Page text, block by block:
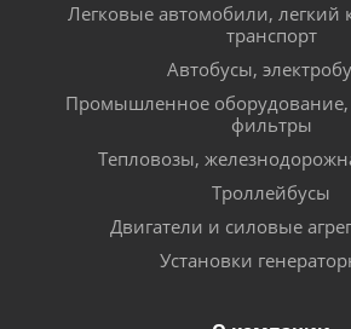
Легковые автомобили, легкий
транспорт
Автобусы,
Промышленное оборудование,
фильтры
Тепловозы,
Троллейбусы
Двигатели и силовые
Установки